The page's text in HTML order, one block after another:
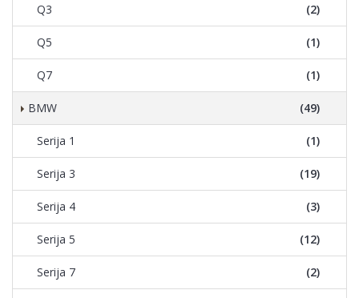
Q3 (2)
Q5 (1)
Q7 (1)
BMW (49)
Serija 1 (1)
Serija 3 (19)
Serija 4 (3)
Serija 5 (12)
Serija 7 (2)